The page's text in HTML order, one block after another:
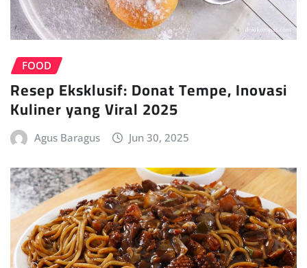
FOOD
Resep Eksklusif: Donat Tempe, Inovasi
Kuliner yang Viral 2025
Agus Baragus Jun 30, 2025